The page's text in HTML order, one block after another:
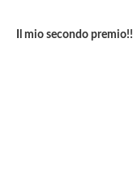
Il mio secondo premio!!